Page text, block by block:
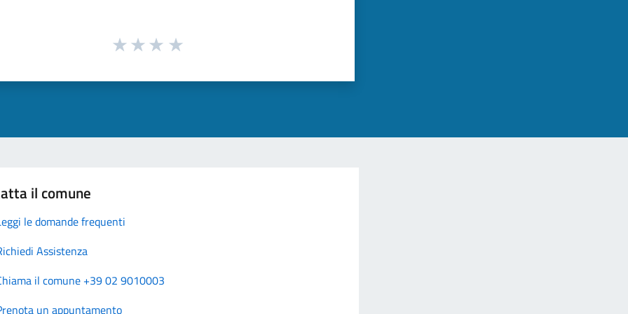
il comune
le domande frequenti
Assistenza
il comune +39 02 9010003
un appuntamento